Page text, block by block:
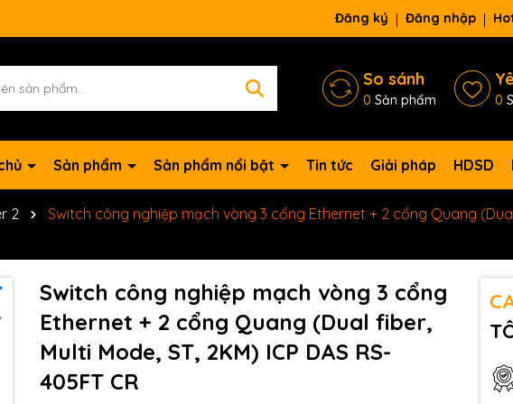
Đăng ký Đăng nhập
So sánh
0 Sản phẩm 0
Sản phẩm Sản phẩm nổi bật Tin tức Giải pháp HDSD
2
Switch công nghiệp mạch vòng 3 cổng Ethernet + 2 cổng Quang (Dual
Switch công nghiệp mạch vòng 3 cổng
Ethernet + 2 cổng Quang (Dual fiber,
Multi Mode, ST, 2KM) ICP DAS RS-
405FT CR
Mã giảm giá: